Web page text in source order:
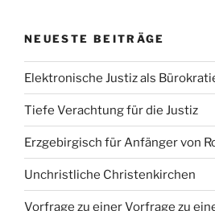
NEUESTE BEITRÄGE
Elektronische Justiz als
Tiefe Verachtung für die Justiz
Erzgebirgisch für Anfänger von
Unchristliche Christenkirchen
Vorfrage zu einer Vorfrage zu